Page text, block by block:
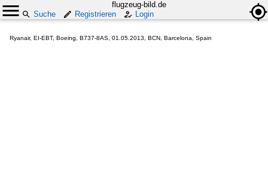
flugzeug-bild.de
Suche
Registrieren Login
Ryanair, EI-EBT, Boeing, B737-8AS, 01.05.2013, BCN, Barcelona, Spain